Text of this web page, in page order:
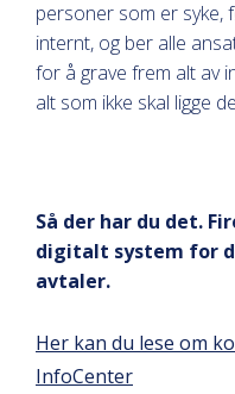
personer som er syke,
internt, og ber alle
for å grave frem alt av
alt som ikke skal ligge
Så der har du det.
digitalt system for
avtaler.
Her kan du lese om
InfoCenter